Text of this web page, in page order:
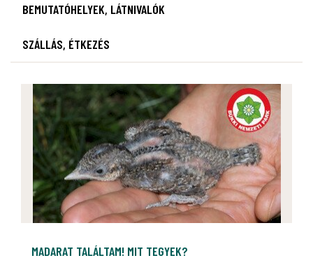
BEMUTATÓHELYEK, LÁTNIVALÓK
SZÁLLÁS, ÉTKEZÉS
MADARAT TALÁLTAM! MIT TEGYEK?